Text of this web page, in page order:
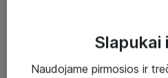
Slapukai
Naudojame pirmosios ir